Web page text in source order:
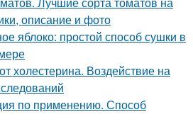
описание и фото
яблоко: простой способ сушки в
холестерина. Воздействие на
по применению. Способ